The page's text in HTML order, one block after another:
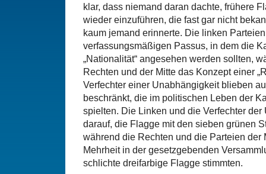
klar, dass niemand daran dachte, frühere
wieder einzuführen, die fast gar nicht
kaum jemand erinnerte. Die linken
verfassungsmäßigen Passus, in dem die
„Nationalität“ angesehen werden sollten,
Rechten und der Mitte das Konzept einer
Verfechter einer Unabhängigkeit blieben
beschränkt, die im politischen Leben der
spielten. Die Linken und die Verfechter
darauf, die Flagge mit den sieben grünen
während die Rechten und die Parteien der
Mehrheit in der gesetzgebenden
schlichte dreifarbige Flagge stimmten.